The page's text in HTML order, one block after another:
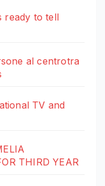
ready to tell
al centrotra
TV and
THIRD YEAR